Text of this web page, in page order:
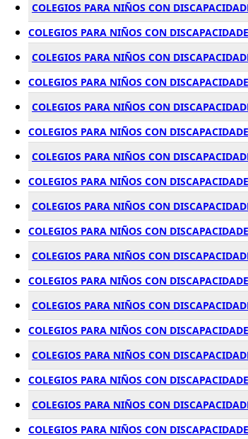
COLEGIOS PARA NIÑOS CON
COLEGIOS PARA NIÑOS CON
COLEGIOS PARA NIÑOS CON
COLEGIOS PARA NIÑOS CON
COLEGIOS PARA NIÑOS CON
COLEGIOS PARA NIÑOS CON
COLEGIOS PARA NIÑOS CON
COLEGIOS PARA NIÑOS CON
COLEGIOS PARA NIÑOS CON
COLEGIOS PARA NIÑOS CON
COLEGIOS PARA NIÑOS CON
COLEGIOS PARA NIÑOS CON
COLEGIOS PARA NIÑOS CON
COLEGIOS PARA NIÑOS CON
COLEGIOS PARA NIÑOS CON
COLEGIOS PARA NIÑOS CON
COLEGIOS PARA NIÑOS CON
COLEGIOS PARA NIÑOS CON